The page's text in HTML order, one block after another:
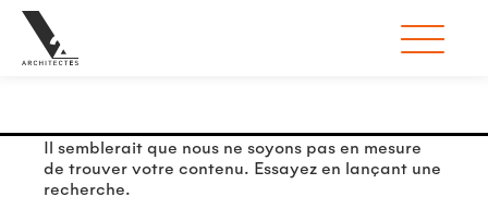
Il semblerait que nous ne soyons pas en mesure
de trouver votre contenu. Essayez en lançant une
recherche.